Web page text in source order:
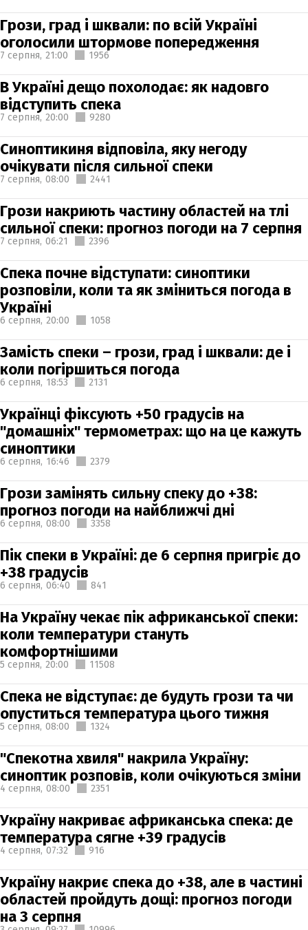
Грози, град і шквали: по всій Україні
оголосили штормове попередження
7 серпня, 21:00 1956
В Україні дещо похолодає: як надовго
відступить спека
7 серпня, 20:00 9280
Синоптикиня відповіла, яку негоду
очікувати після сильної спеки
7 серпня, 08:00 2441
Грози накриють частину областей на тлі
сильної спеки: прогноз погоди на 7 серпня
7 серпня, 06:21 2396
Спека почне відступати: синоптики
розповіли, коли та як зміниться погода в
Україні
6 серпня, 20:00 1058
Замість спеки – грози, град і шквали: де і
коли погіршиться погода
6 серпня, 18:53 2131
Українці фіксують +50 градусів на
"домашніх" термометрах: що на це кажуть
синоптики
6 серпня, 16:46 2379
Грози замінять сильну спеку до +38:
прогноз погоди на найближчі дні
6 серпня, 08:00 3358
Пік спеки в Україні: де 6 серпня пригріє до
+38 градусів
6 серпня, 06:40 841
На Україну чекає пік африканської спеки:
коли температури стануть
комфортнішими
5 серпня, 20:00 11508
Спека не відступає: де будуть грози та чи
опуститься температура цього тижня
5 серпня, 08:00 1324
"Спекотна хвиля" накрила Україну:
синоптик розповів, коли очікуються зміни
4 серпня, 08:00 2351
Україну накриває африканська спека: де
температура сягне +39 градусів
4 серпня, 07:32 916
Україну накриє спека до +38, але в частині
областей пройдуть дощі: прогноз погоди
на 3 серпня